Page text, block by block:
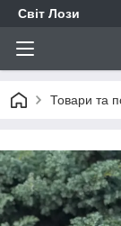
Світ Лози
Товари та